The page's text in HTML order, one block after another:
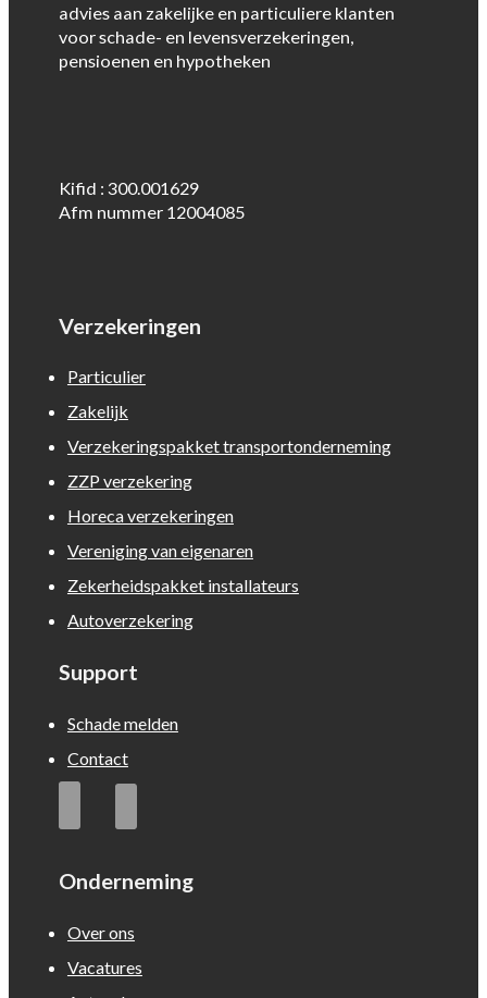
advies aan zakelijke en particuliere klanten
voor schade- en levensverzekeringen,
pensioenen en hypotheken
Kifid : 300.001629
Afm nummer 12004085
Verzekeringen
Particulier
Zakelijk
Verzekeringspakket transportonderneming
ZZP verzekering
Horeca verzekeringen
Vereniging van eigenaren
Zekerheidspakket installateurs
Autoverzekering
Support
Schade melden
Contact
Onderneming
Over ons
Vacatures